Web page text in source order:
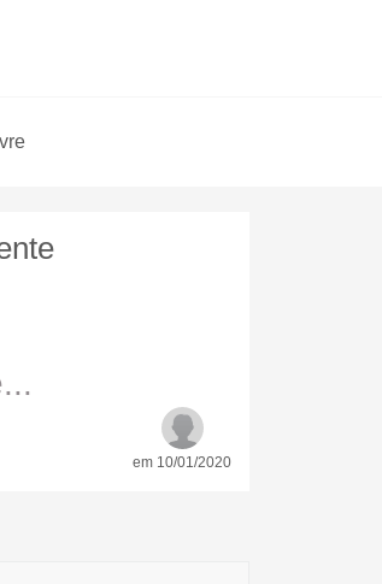
em 10/01/2020